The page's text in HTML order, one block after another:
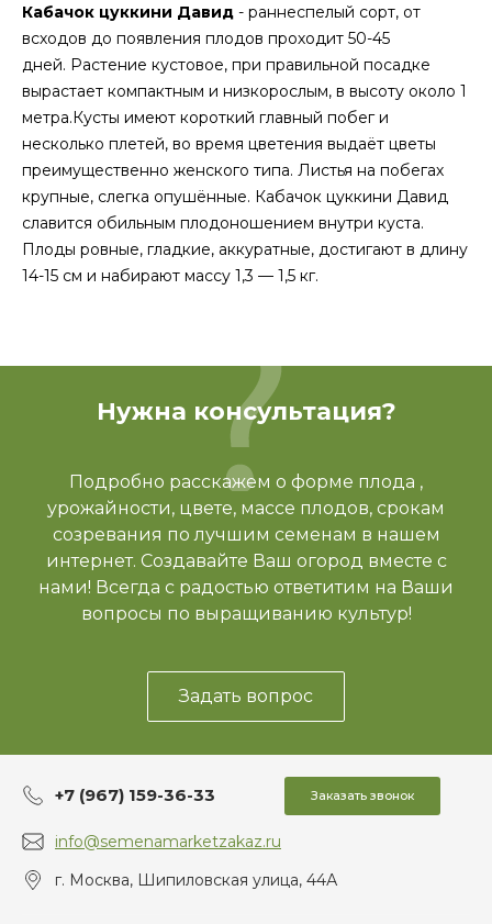
Кабачок цуккини Давид - раннеспелый сорт, от
всходов до появления плодов проходит 50-45
дней. Растение кустовое, при правильной посадке
вырастает компактным и низкорослым, в высоту около 1
метра.Кусты имеют короткий главный побег и
несколько плетей, во время цветения выдаёт цветы
преимущественно женского типа. Листья на побегах
крупные, слегка опушённые. Кабачок цуккини Давид
славится обильным плодоношением внутри куста.
Плоды ровные, гладкие, аккуратные, достигают в длину
14-15 см и набирают массу 1,3 — 1,5 кг.
Нужна консультация?
Подробно расскажем о форме плода ,
урожайности, цвете, массе плодов, срокам
созревания по лучшим семенам в нашем
интернет. Создавайте Ваш огород вместе с
нами! Всегда с радостью ответитим на Ваши
вопросы по выращиванию культур!
Задать вопрос
+7 (967) 159-36-33 Заказать звонок
info@semenamarketzakaz.ru
г. Москва, Шипиловская улица, 44А